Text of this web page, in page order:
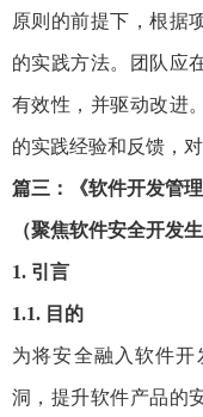
原则的前提下，根据
的实践方法。团队应
有效性，并驱动改进
的实践经验和反馈，
篇三：《软件开发管理
（聚焦软件安全开发
1. 引言
1.1. 目的
为将安全融入软件
洞，提升软件产品的